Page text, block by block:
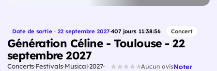
Date de sortie · 22 septembre 2027·407jours 11:38:55 Concert
Génération Céline - Toulouse - 22
septembre 2027
Concerts FestivalsMusical 2027 Aucun avisNoter